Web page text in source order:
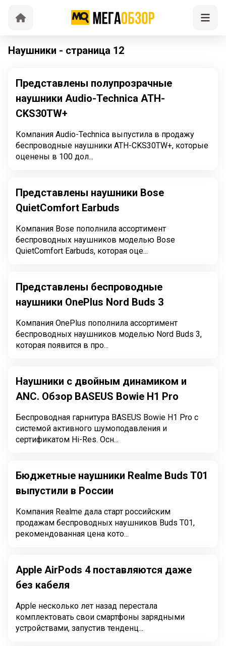
Наушники - страница 12
Представлены полупрозрачные
наушники Audio-Technica ATH-
CKS30TW+
Компания Audio-Technica выпустила в продажу
беспроводные наушники ATH-CKS30TW+, которые
оценены в 100 дол...
Представлены наушники Bose
QuietComfort Earbuds
Компания Bose пополнила ассортимент
беспроводных наушников моделью Bose
QuietComfort Earbuds, которая оце...
Представлены беспроводные
наушники OnePlus Nord Buds 3
Компания OnePlus пополнила ассортимент
беспроводных наушников моделью Nord Buds 3,
которая появится в про...
Наушники с двойным динамиком и
ANC. Обзор BASEUS Bowie H1 Pro
Беспроводная гарнитура BASEUS Bowie H1 Pro с
системой активного шумоподавления и
сертификатом Hi-Res. Осн...
Бюджетные наушники Realme Buds T01
выпустили в России
Компания Realme дала старт российским
продажам беспроводных наушников Buds T01,
рекомендованная цена кото...
Apple AirPods 4 поставляются даже
без кабеля
Apple несколько лет назад перестала
комплектовать свои смартфоны зарядными
устройствами, запустив тенденц...